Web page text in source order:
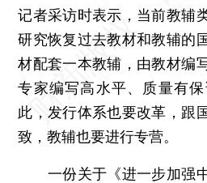
记者采访时表示，当前教辅
研究恢复过去教材和教辅的
材配套一本教辅，由教材编
专家编写高水平、质量有
此，发行体系也要改革，跟
致，教辅也要进行专营。
一份关于《进一步加强